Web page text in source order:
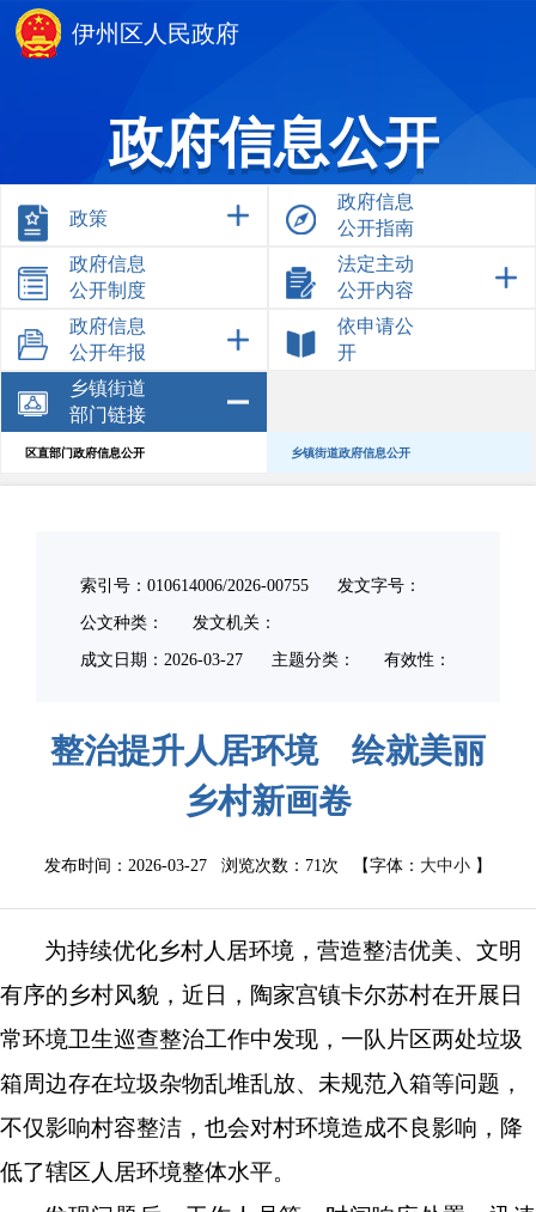
伊州区人民政府
政府信息公开
政策
政府信息
公开指南
政府信息
公开制度
法定主动
公开内容
政府信息
公开年报
依申请公
开
乡镇街道
部门链接
区直部门政府信息公开 乡镇街道政府信息公开
索引号：010614006/2026-00755 发文字号：
公文种类： 发文机关：
成文日期： 2026-03-27 主题分类： 有效性：
整治提升人居环境 绘就美丽
乡村新画卷
发布时间：2026-03-27 浏览次数： 71次 【字体： 大中小 】
为持续优化乡村人居环境，营造整洁优美、文明
有序的乡村风貌，近日，陶家宫镇卡尔苏村在开展日
常环境卫生巡查整治工作中发现，一队片区两处垃圾
箱周边存在垃圾杂物乱堆乱放、未规范入箱等问题，
不仅影响村容整洁，也会对村环境造成不良影响，降
低了辖区人居环境整体水平。